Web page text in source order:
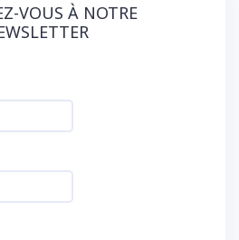
VOUS À NOTRE